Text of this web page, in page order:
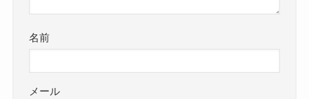
名前
メール